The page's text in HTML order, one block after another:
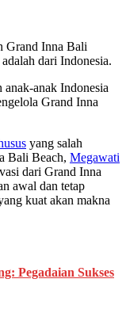
Grand Inna Bali
dari Indonesia.
anak Indonesia
Grand Inna
yang salah
Bali Beach, Megawati
dari Grand Inna
awal dan tetap
kuat akan makna
Pegadaian Sukses